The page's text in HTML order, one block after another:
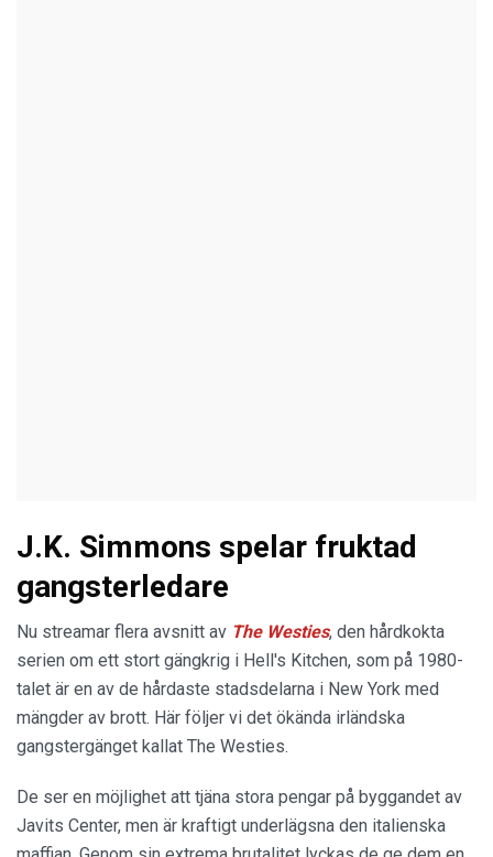
J.K. Simmons spelar fruktad
gangsterledare
Nu streamar flera avsnitt av The Westies, den hårdkokta
serien om ett stort gängkrig i Hell's Kitchen, som på 1980-
talet är en av de hårdaste stadsdelarna i New York med
mängder av brott. Här följer vi det ökända irländska
gangstergänget kallat The Westies.
De ser en möjlighet att tjäna stora pengar på byggandet av
Javits Center, men är kraftigt underlägsna den italienska